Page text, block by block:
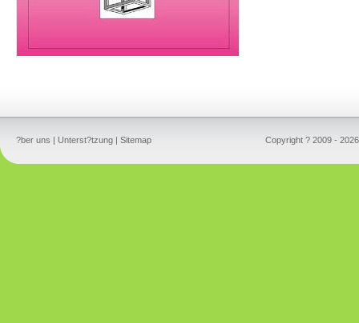
?ber uns | Unterst?tzung | Sitemap Copyright ? 2009 -